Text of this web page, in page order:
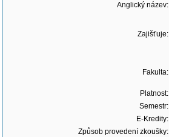
Anglický název:
Zajišťuje:
Fakulta:
Platnost:
Semestr:
E-Kredity:
Způsob provedení zkoušky: